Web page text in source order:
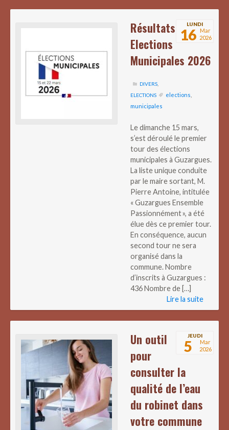
LUNDI
16 Mar
2026
Résultats
Elections
Municipales 2026
DIVERS
ELECTIONS
elections
municipales
Le dimanche 15 mars,
s’est déroulé le premier
tour des élections
municipales à Guzargues.
La liste unique conduite
par le maire sortant, M.
Pierre Antoine, intitulée
« Guzargues Ensemble
Passionnément », a été
élue dès ce premier tour.
En conséquence, aucun
second tour ne sera
organisé dans la
commune. Nombre
d’inscrits à Guzargues :
436 Nombre de […]
Lire la suite
JEUDI
5
Mar
2026
Un outil
pour
consulter la
qualité de l’eau
du robinet dans
votre commune